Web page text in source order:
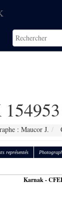
: Maucor J.
représentés